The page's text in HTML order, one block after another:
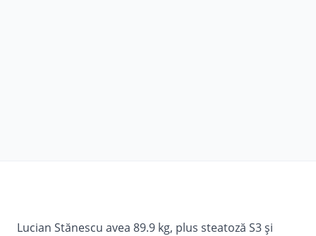
Lucian Stănescu avea 89.9 kg, plus steatoză S3 și